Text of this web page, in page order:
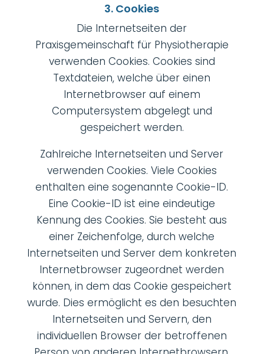
3. Cookies
Die Internetseiten der
Praxisgemeinschaft für Physiotherapie
verwenden Cookies. Cookies sind
Textdateien, welche über einen
Internetbrowser auf einem
Computersystem abgelegt und
gespeichert werden.
Zahlreiche Internetseiten und Server
verwenden Cookies. Viele Cookies
enthalten eine sogenannte Cookie-ID.
Eine Cookie-ID ist eine eindeutige
Kennung des Cookies. Sie besteht aus
einer Zeichenfolge, durch welche
Internetseiten und Server dem konkreten
Internetbrowser zugeordnet werden
können, in dem das Cookie gespeichert
wurde. Dies ermöglicht es den besuchten
Internetseiten und Servern, den
individuellen Browser der betroffenen